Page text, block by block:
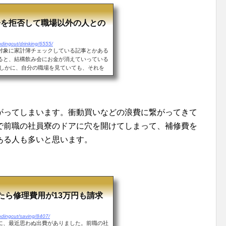
拒否して職場以外の人との
drinking/6555/
象に家計簿チェックしている記事とかある
と、結構飲み会にお金が消えていっている
かに、自分の職場を見ていても、それを
っていた...
てしまいます。衝動買いなどの浪費に繋がってきて
職の社員寮のドアに穴を開けてしまって、補修費を
人も多いと思います。
ら修理費用が13万円も請求
saving/8407/
、最近思わぬ出費がありました。前職の社